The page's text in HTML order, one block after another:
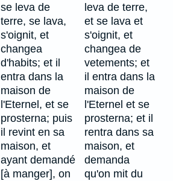
se leva de
terre, se lava,
s'oignit, et
changea
d'habits; et il
entra dans la
maison de
l'Eternel, et se
prosterna; puis
il revint en sa
maison, et
ayant demandé
[à manger], on
leva de terre,
et se lava et
s'oignit, et
changea de
vetements; et
il entra dans la
maison de
l'Eternel et se
prosterna; et il
rentra dans sa
maison, et
demanda
qu'on mit du